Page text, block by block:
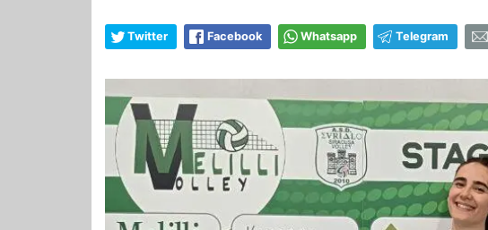
Twitter Facebook Whatsapp Telegram